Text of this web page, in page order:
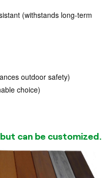
(withstands long-term
outdoor safety)
choice)
can be customized.